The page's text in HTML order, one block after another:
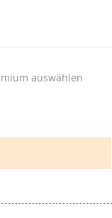
auswählen